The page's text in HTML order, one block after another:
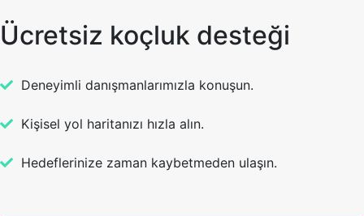
Ücretsiz koçluk desteği
Deneyimli danışmanlarımızla konuşun.
Kişisel yol haritanızı hızla alın.
Hedeflerinize zaman kaybetmeden ulaşın.